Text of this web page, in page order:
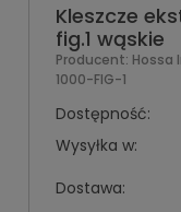
Kleszcze
fig.1 wąskie
Producent: Hossa
1000-FIG-1
Dostępność:
Wysyłka w:
Dostawa: